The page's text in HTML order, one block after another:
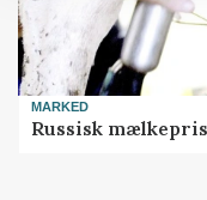
MARKED
Russisk